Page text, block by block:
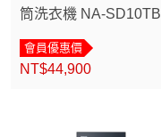
筒洗衣機 NA-SD10TB
會員優惠價
NT$44,900